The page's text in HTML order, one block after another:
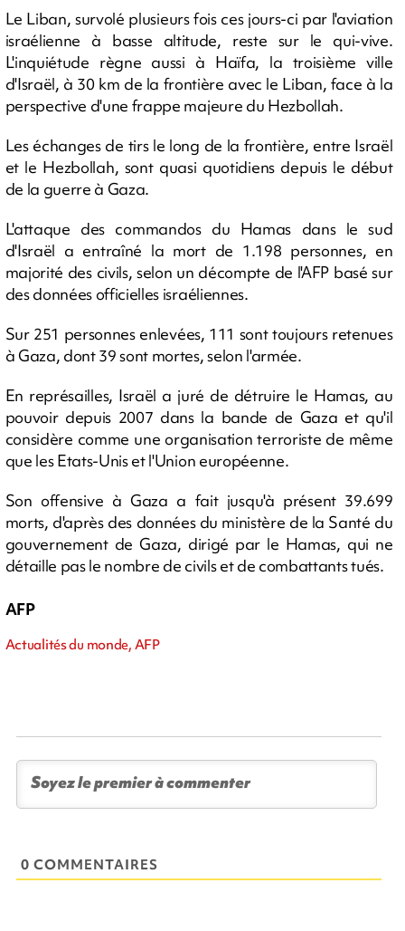
Le Liban, survolé plusieurs fois ces jours-ci par l'aviation
israélienne à basse altitude, reste sur le qui-vive.
L'inquiétude règne aussi à Haïfa, la troisième ville
d'Israël, à 30 km de la frontière avec le Liban, face à la
perspective d'une frappe majeure du Hezbollah.
Les échanges de tirs le long de la frontière, entre Israël
et le Hezbollah, sont quasi quotidiens depuis le début
de la guerre à Gaza.
L'attaque des commandos du Hamas dans le sud
d'Israël a entraîné la mort de 1.198 personnes, en
majorité des civils, selon un décompte de l'AFP basé sur
des données officielles israéliennes.
Sur 251 personnes enlevées, 111 sont toujours retenues
à Gaza, dont 39 sont mortes, selon l'armée.
En représailles, Israël a juré de détruire le Hamas, au
pouvoir depuis 2007 dans la bande de Gaza et qu'il
considère comme une organisation terroriste de même
que les Etats-Unis et l'Union européenne.
Son offensive à Gaza a fait jusqu'à présent 39.699
morts, d'après des données du ministère de la Santé du
gouvernement de Gaza, dirigé par le Hamas, qui ne
détaille pas le nombre de civils et de combattants tués.
AFP
Actualités du monde, AFP
0 COMMENTAIRES